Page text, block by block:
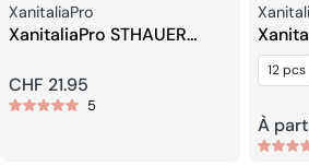
Fournisseur:
XanitaliaPro
XanitaliaPro STHAUER
plaques de 9 cm
Prix
CHF 21.95
5
12 pcs
Prix
À